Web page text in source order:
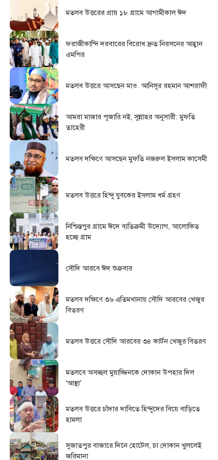
মতলব উত্তরের প্রায় ১৮ গ্রামে আগামীকাল ঈদ
ফরাজীকান্দি দরবারের বিরোধ দ্রুত নিরসনের আহ্বান
এমপির
মতলব উত্তরে আসছেন মাও. আনিসুর রহমান আশরাফী
আমরা মাজার পূজারি নই, সুন্নাহর অনুসারী: মুফতি
তাহেরী
মতলব দক্ষিণে আসছেন মুফতি নজরুল ইসলাম কাসেমী
মতলব উত্তরে হিন্দু যুবকের ইসলাম ধর্ম গ্রহণ
নিশ্চিন্তপুর গ্রামে ঈদে ব্যতিক্রমী উদ্যোগ, আলোকিত
হচ্ছে গ্রাম
সৌদি আরবে ঈদ শুক্রবার
মতলব দক্ষিণে ৩৬ এতিমখানায় সৌদি আরবের খেজুর
বিতরণ
মতলব উত্তরে সৌদি আরবের ৩৪ কার্টন খেজুর বিতরণ
মতলবে অসচ্ছল মুয়াজ্জিনকে দোকান উপহার দিল
‘আস্থা’
মতলব উত্তরে চাঁদার দাবিতে হিন্দুদের বিয়ে বাড়িতে
হামলা
সুজাতপুর বাজারে দিনে হোটেল, চা দোকান খুললেই
জরিমানা